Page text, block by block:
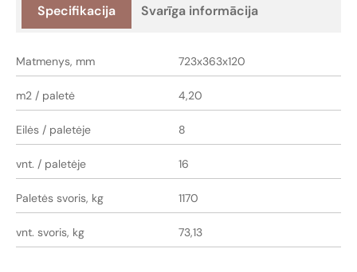
Specifikacija Svarīga informācija
Matmenys, mm 723x363x120
m2 / paletė 4,20
Eilės / paletėje 8
vnt. / paletėje 16
Paletės svoris, kg 1170
vnt. svoris, kg 73,13